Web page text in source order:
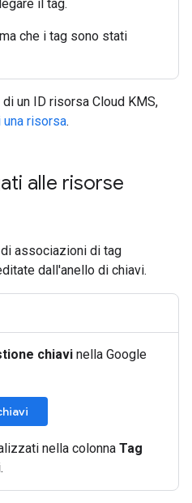
il tag.
che i tag sono stati
un ID risorsa Cloud KMS,
una risorsa.
alle risorse
associazioni di tag
dall'anello di chiavi.
chiavi nella Google
nella colonna Tag